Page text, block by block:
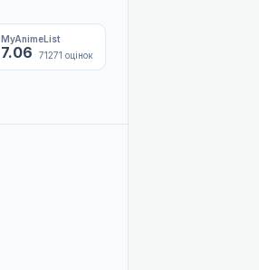
MyAnimeList
7.06 71271 оцінок